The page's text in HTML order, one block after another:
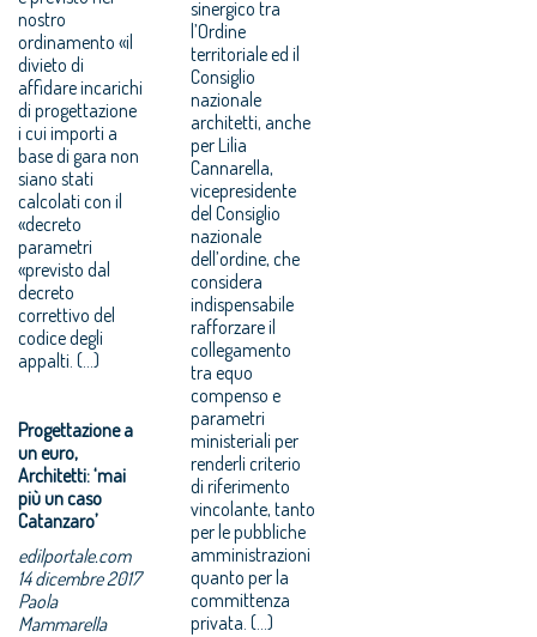
nostro
ordinamento «il
divieto di
affidare incarichi
di progettazione
i cui importi a
base di gara non
siano stati
calcolati con il
«decreto
parametri
«previsto dal
decreto
correttivo del
codice degli
appalti. (...)
Progettazione a
un euro,
Architetti: ‘mai
più un caso
Catanzaro’
edilportale.com
14 dicembre 2017
Paola
Mammarella
sinergico tra
l’Ordine
territoriale ed il
Consiglio
nazionale
architetti, anche
per Lilia
Cannarella,
vicepresidente
del Consiglio
nazionale
dell’ordine, che
considera
indispensabile
rafforzare il
collegamento
tra equo
compenso e
parametri
ministeriali per
renderli criterio
di riferimento
vincolante, tanto
per le pubbliche
amministrazioni
quanto per la
committenza
privata. (...)